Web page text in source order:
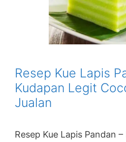
Resep Kue Lapis
Kudapan Legit
Jualan
Resep Kue Lapis Pandan